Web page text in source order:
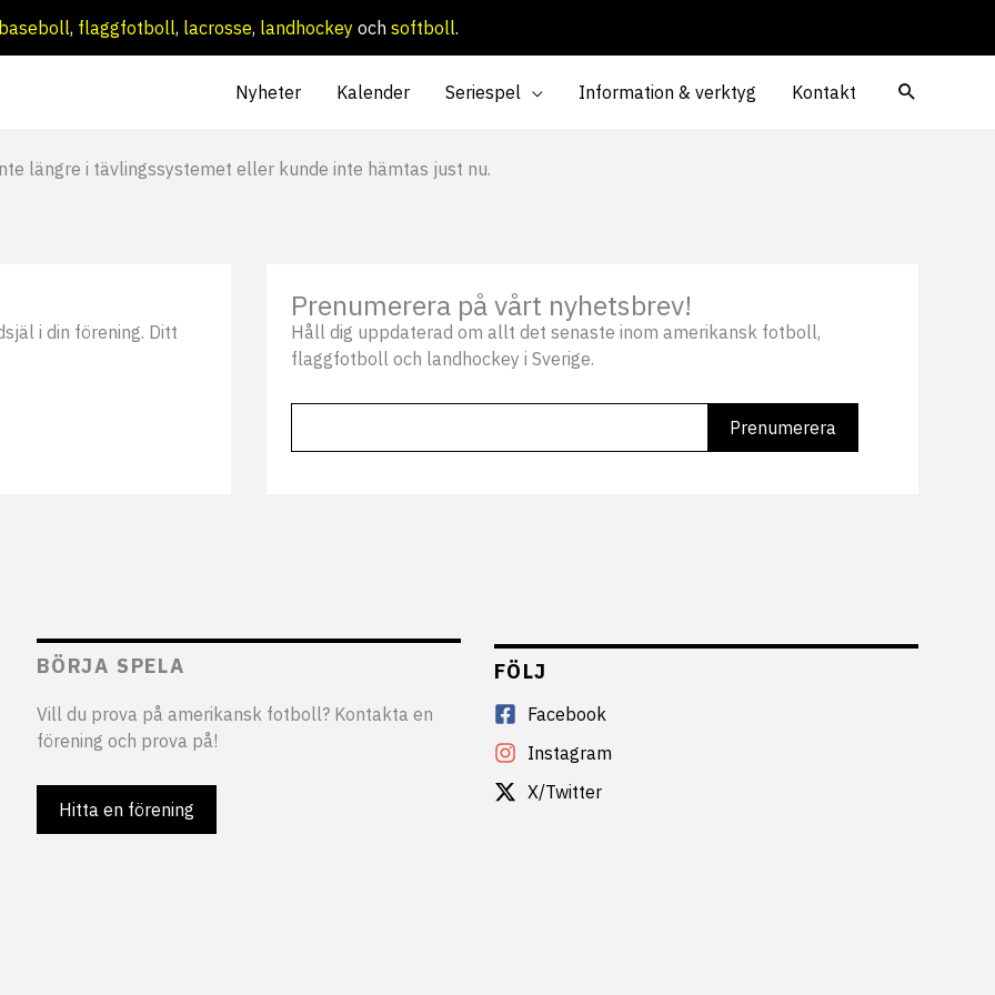
baseboll, flaggfotboll, lacrosse, landhockey och softboll.
Nyheter Kalender Seriespel Information & verktyg Kontakt
längre i tävlingssystemet eller kunde inte hämtas just nu.
i din förening. Ditt
Prenumerera på vårt nyhetsbrev!
Håll dig uppdaterad om allt det senaste inom amerikansk fotboll,
flaggfotboll och landhockey i Sverige.
BÖRJA SPELA
Vill du prova på amerikansk fotboll? Kontakta en
förening och prova på!
Hitta en förening
FÖLJ
Facebook
Instagram
X/Twitter